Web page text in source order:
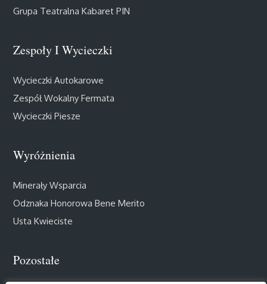
Grupa Teatralna Kabaret PIN
Zespoły I Wycieczki
Wycieczki Autokarowe
Zespół Wokalny Fermata
Wycieczki Piesze
Wyróżnienia
Minerały Wsparcia
Odznaka Honorowa Bene Merito
Usta Kwieciste
Pozostałe